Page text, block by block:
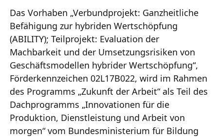
Das Vorhaben „Verbundprojekt: Ganzheitliche
Befähigung zur hybriden Wertschöpfung
(ABILITY); Teilprojekt: Evaluation der
Machbarkeit und der Umsetzungsrisiken von
Geschäftsmodellen hybrider Wertschöpfung“,
Förderkennzeichen 02L17B022, wird im Rahmen
des Programms „Zukunft der Arbeit“ als Teil des
Dachprogramms „Innovationen für die
Produktion, Dienstleistung und Arbeit von
morgen“ vom Bundesministerium für Bildung